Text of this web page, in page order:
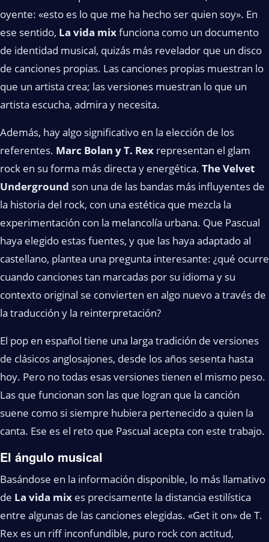
oyente: «esto es lo que me ha hecho ser quien soy». En
ese sentido, La vida mixfunciona como un documento
de identidad musical, quizás más revelador que un disco
de canciones propias. Las canciones propias muestran lo
que un artista crea; las versiones muestran lo que un
artista escucha, admira y necesita.
Además, hay algo significativo en la elección de los
referentes. Marc Bolan y T. Rex representan el glam
rock en su forma más directa y energética. The Velvet
Underground son una de las bandas más influyentes de
la historia del rock, con una estética que mezcla la
experimentación con la melancolía urbana. Que Pascual
haya elegido estas fuentes, y que las haya adaptado al
castellano, plantea una pregunta interesante: ¿qué ocurre
cuando canciones tan marcadas por su idioma y su
contexto original se convierten en algo nuevo a través de
la traducción y la reinterpretación?
El pop en español tiene una larga tradición de versiones
de clásicos anglosajones, desde los años sesenta hasta
hoy. Pero no todas esas versiones tienen el mismo peso.
Las que funcionan son las que logran que la canción
suene como si siempre hubiera pertenecido a quien la
canta. Ese es el reto que Pascual acepta con este trabajo.
El ángulo musical
Basándose en la información disponible, lo más llamativo
de La vida mix es precisamente la distancia estilística
entre algunas de las canciones elegidas. «Get it on» de T.
Rex es un riff inconfundible, puro rock con actitud,